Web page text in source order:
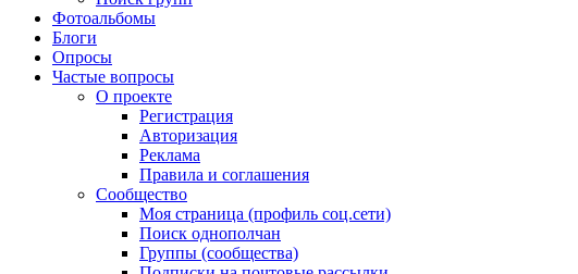
Фотоальбомы
Блоги
Опросы
Частые вопросы
О проекте
Регистрация
Авторизация
Реклама
Правила и соглашения
Сообщество
Моя страница (профиль соц.сети)
Поиск однополчан
Группы (сообщества)